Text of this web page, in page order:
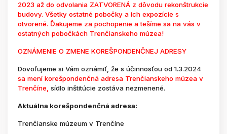
2023 až do odvolania ZATVORENÁ z dôvodu rekonštrukcie
budovy. Všetky ostatné pobočky a ich expozície s
otvorené. Ďakujeme za pochopenie a tešíme sa na vás v
ostatných pobočkách Trenčianskeho múzea!
OZNÁMENIE O ZMENE KOREŠPONDENČNEJ ADRESY
Dovoľujeme si Vám oznámiť, že s účinnosťou od 1.3.2024
sa mení korešpondenčná adresa Trenčianskeho múzea v
Trenčíne, sídlo inštitúcie zostáva nezmenené.
Aktuálna korešpondenčná adresa:
Trenčianske múzeum v Trenčíne